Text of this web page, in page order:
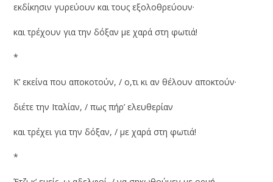
εκδίκησιν γυρεύουν και τους εξολοθρεύουν·
και τρέχουν για την δόξαν με χαρά στη φωτιά!
*
Κ’ εκείνα που αποκοτούν, / ο,τι κι αν θέλουν αποκτούν·
διέτε την Ιταλίαν, / πως πήρ’ ελευθερίαν
και τρέχει για την δόξαν, / με χαρά στη φωτιά!
*